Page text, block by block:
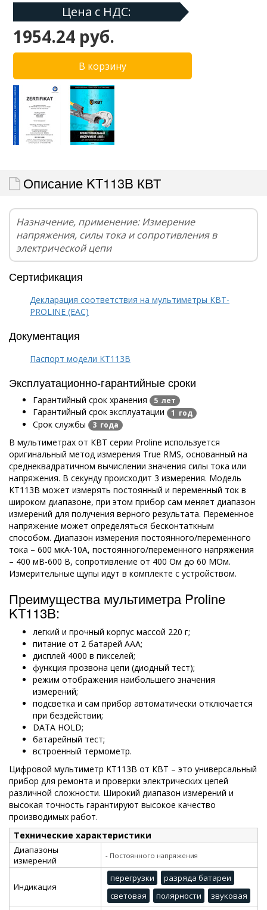
Цена с НДС:
1954.24 руб.
Описание KT113B КВТ
Назначение, применение: Измерение
напряжения, силы тока и сопротивления в
электрической цепи
Сертификация
Декларация соответствия на мультиметры КВТ-
PROLINE (EAC)
Документация
Паспорт модели КТ113B
Эксплуатационно-гарантийные сроки
Гарантийный срок хранения 5 лет
Гарантийный срок эксплуатации 1 год
Срок службы 3 года
В мультиметрах от КВТ серии Proline используется
оригинальный метод измерения True RMS, основанный на
среднеквадратичном вычислении значения силы тока или
напряжения. В секунду происходит 3 измерения. Модель
KT113B может измерять постоянный и переменный ток в
широком диапазоне, при этом прибор сам меняет диапазон
измерений для получения верного результата. Переменное
напряжение может определяться бесконтаткным
способом. Диапазон измерения постоянного/переменного
тока – 600 мкА-10А, постоянного/переменного напряжения
– 400 мВ-600 В, сопротивление от 400 Ом до 60 МОм.
Измерительные щупы идут в комплекте с устройством.
Преимущества мультиметра Proline
KT113B:
легкий и прочный корпус массой 220 г;
питание от 2 батарей ААА;
дисплей 4000 в пикселей;
функция прозвона цепи (диодный тест);
режим отображения наибольшего значения
измерений;
подсветка и сам прибор автоматически отключается
при бездействии;
DATA HOLD;
батарейный тест;
встроенный термометр.
Цифровой мультиметр KT113B от КВТ – это универсальный
прибор для ремонта и проверки электрических цепей
различной сложности. Широкий диапазон измерений и
высокая точность гарантируют высокое качество
производимых работ.
Технические характеристики
Диапазоны
измерений
- Постоянного напряжения
Индикация
перегрузки
разряда батареи
световая
полярности
звуковая